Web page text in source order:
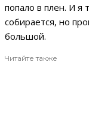
попало в плен. И я
собирается, но
большой.
Читайте также